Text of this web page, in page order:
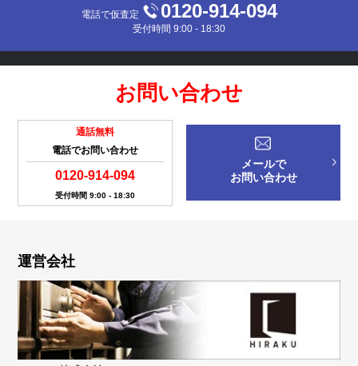
電話で仮査定 0120-914-094
受付時間 9:00 - 18:30
お問い合わせ
通話無料
電話でお問い合わせ
0120-914-094
受付時間 9:00 - 18:30
メールで
お問い合わせ
運営会社